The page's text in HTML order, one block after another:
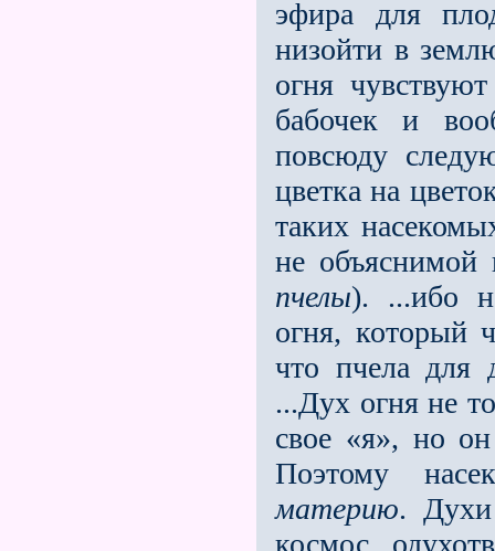
эфира для
низойти в
огня
бабочек и
повсюду
цветка на
таких
не объяснимой
пчелы). ...ибо
огня, который
что пчела для
...Дух огня не
свое «я», но
Поэтому
материю. Духи
космос